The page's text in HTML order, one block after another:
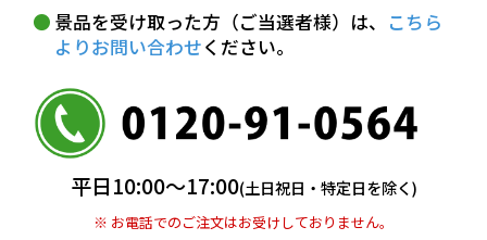
銀行振込(前払い)
普通 7263489
＜口座名＞ カ）ディースタイル
※ 振込み手数料お客様ご負担。
景品を受け取った方（ご当選者様）は、
こちら
よりお問い合わせください。
平日10:00〜17:00(土日祝日・特定日を除く)
※ お電話でのご注文はお受けしておりません。